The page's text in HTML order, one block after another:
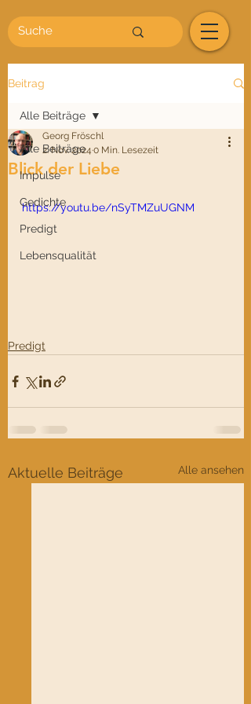
Beitrag
Alle Beiträge
Impulse
Gedichte
Predigt
Lebensqualität
Alle Beiträge
Blick der Liebe
Georg Fröschl
2. Nov. 2024 0 Min. Lesezeit
https://youtu.be/nSyTMZuUGNM
Predigt
Aktuelle Beiträge Alle ansehen